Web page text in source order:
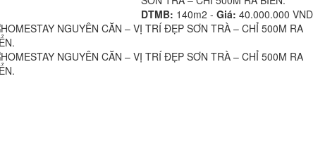
DTMB: 140m2 - Giá: 40.000.000 VND